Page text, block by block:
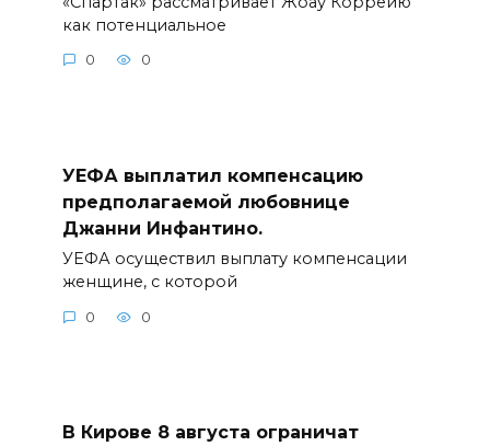
как потенциальное
0 0
УЕФА выплатил компенсацию
предполагаемой любовнице
Джанни Инфантино.
УЕФА осуществил выплату компенсации
женщине, с которой
0 0
В Кирове 8 августа ограничат